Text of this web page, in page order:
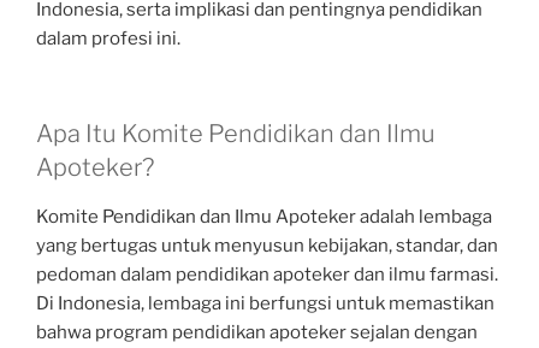
Indonesia, serta implikasi dan pentingnya pendidikan
dalam profesi ini.
Apa Itu Komite Pendidikan dan Ilmu
Apoteker?
Komite Pendidikan dan Ilmu Apoteker adalah lembaga
yang bertugas untuk menyusun kebijakan, standar, dan
pedoman dalam pendidikan apoteker dan ilmu farmasi.
Di Indonesia, lembaga ini berfungsi untuk memastikan
bahwa program pendidikan apoteker sejalan dengan